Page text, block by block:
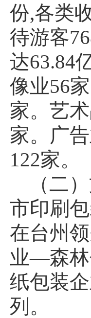
份,各类
待游客
达63.84
像业56
家。艺
家。广
122家。
（二
市印刷
在台州
业—森林
纸包装
列。